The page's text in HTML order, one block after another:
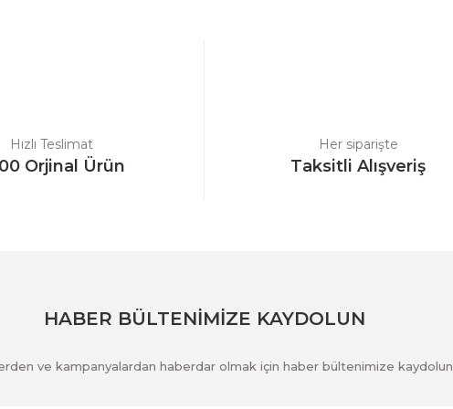
Hızlı Teslimat
Orjinal Ürün
Her siparişte
Taksitli Alışveriş
HABER BÜLTENİMİZE KAYDOLUN
ve kampanyalardan haberdar olmak için haber bültenimize kaydolun